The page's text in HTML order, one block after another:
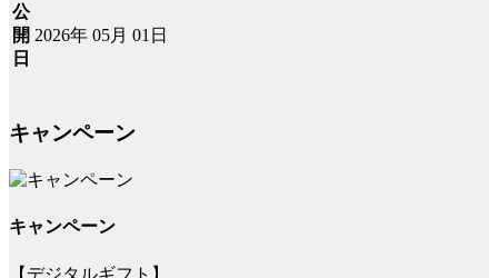
公
開
日
2026年 05月 01日
キャンペーン
キャンペーン
【デジタルギフト】